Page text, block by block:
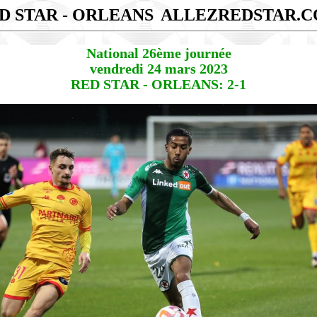
STAR - ORLEANS
National 26ème journée
vendredi 24 mars 2023
RED STAR - ORLEANS: 2-1